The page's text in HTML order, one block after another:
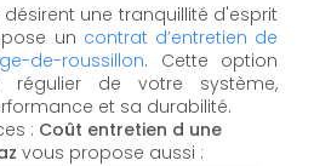
une tranquillité d'esprit
un contrat d’entretien de
de-roussillon. Cette option
régulier de votre système,
et sa durabilité.
: Coût entretien d une
vous propose aussi :